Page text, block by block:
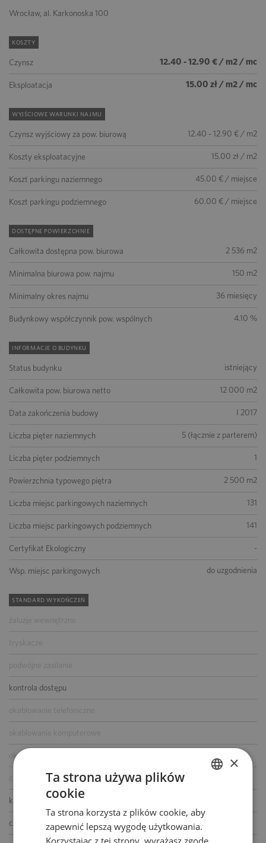
Wrocław, al. Karkonoska 100
KOSZTY
Czynsz 12.40 - 12.90 € / m2 / mc
Eksploatacja 15.00 zł / m2 / mc
WYJŚCIOWE WARUNKI NAJMU
Czynsz wyjściowy za pow. biurową 12.40 - 12.90 € / m2
Koszty eksploatacyjne 15.00 zł / m2
Koszt parkingu naziemnego 45.00 € / miejsce
Koszt parkingu podziemnego 60.00 € / miejsce
DOSTĘPNE POWIERZCHNIE
Całkowita dostępna pow. biurowa 2 536 m2
Minimalna biurowa pow. najmu 150 m2
Minimalny okres najmu 36 miesięcy
Budynkowy współczynnik pow. wspólnych 4.10 %
INFORMACJE O BUDYNKU
Status budynku istniejący
Całkowita pow. biurowa netto 12 000 m2
Data zakończenia budowy I 2017
Liczba pięter naziemnych 5 (łącznie z parterem)
Liczba pięter podziemnych 1
Powierzchnia typowego piętra 2 500 m2
Liczba miejsc parkingowych naziemnych 131
Liczba miejsc parkingowych podziemnych 141
Certyfikat Ekologiczny -
Wsp. miejsc parkingowych do uzgodnienia
STANDARD WYKOŃCZEŃ
żaluzje wewnętrzne
tryskacze
podwójne zasilanie
kontrola dostępu
okablowanie telefoniczne
okablowanie komputerowe
okablowanie elektryczne
centrala telefoniczna
klimatyzacja
czujniki dymu i ciepła
ENGLISH
×
Ta strona używa plików
cookie
Ta strona korzysta z plików cookie, aby
zapewnić lepszą wygodę użytkowania.
Korzystając z tej strony, wyrażasz zgodę